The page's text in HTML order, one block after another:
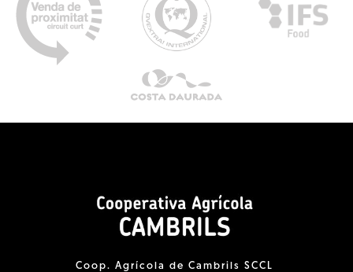
Coop. Agrícola de Cambrils SCCL